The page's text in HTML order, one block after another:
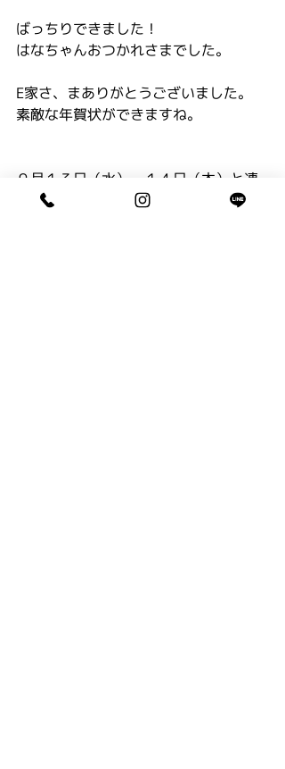
ばっちりできました！
はなちゃんおつかれさまでした。
E家さ、まありがとうございました。
素敵な年賀状ができますね。
９月１３日（水）・１４日（木）と連
休になります。